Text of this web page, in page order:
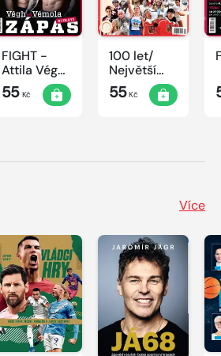
FIGHT -
Attila Végh
vs. Karlos
Vémola
55Kč
100 let/
Největší
okamžiky
českého
55Kč
Více